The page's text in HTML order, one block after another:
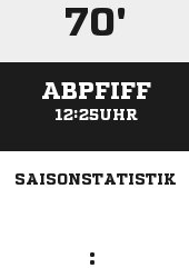
70'
ABPFIFF
12:25UHR
ANZEIGE
SAISONSTATISTIK
: